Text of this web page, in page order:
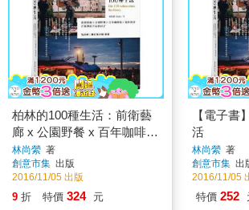
柏林的100種生活：前衛藝
廊 x 公園野餐 x 百年咖啡館
x 電影場景，在歐洲的中心
過日子
林尚縈 著
創意市集 出版
2016/11/05 出版
9 折 特價 324 元
【電子書
活
林尚縈 著
創意市集 出
2016/11/05
特價 252